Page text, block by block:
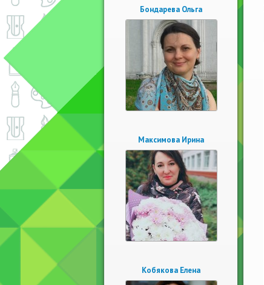
Бондарева Ольга
Максимова Ирина
Кобякова Елена